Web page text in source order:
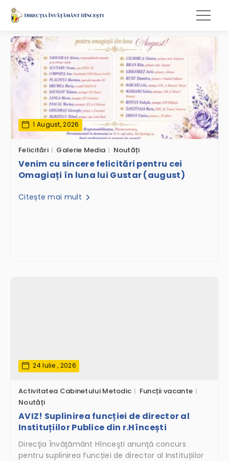
1 August, 2026
Felicitări Galerie Media Noutăți
Venim cu sincere felicitări pentru cei
Omagiați în luna lui Gustar (august)
Citește mai mult
24 Iulie , 2026
Activitatea Cabinetului Metodic
Funcții vacante
Noutăți
AVIZ! Suplinirea funcției de director al
Instituțiilor Publice din r.Hîncești
Direcţia Învăţământ Hînceşti anunţă concurs
pentru suplinirea funcției de director al Instituțiilor